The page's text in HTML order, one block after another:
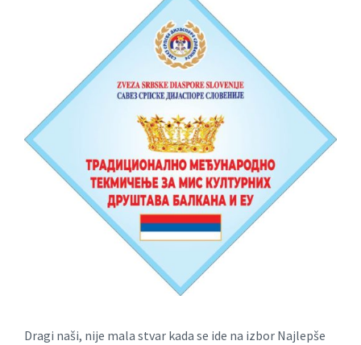
Dragi naši, nije mala stvar kada se ide na izbor Najlepše